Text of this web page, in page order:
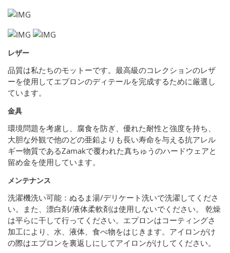
レザー
品質は私たちのモットーです。最高級のコレクションのレザ
ーを使用してエプロンのディテールを完成するために厳選し
ています。
金具
環境問題を考慮し、腐食を防ぎ、優れた耐性と強度を持ち、
大胆な外観で他のどの亜鉛よりも長い寿命を与える抗アレル
ギー物質であるZamakで覆われた真ちゅうのハードウェアと
留め金を使用しています。
メンテナンス
洗濯機洗い可能：ぬるま湯/デリケート洗いで洗濯してくださ
い。また、漂白剤/液体柔軟剤は使用しないでください。 乾燥
は平らに干して行ってください。エプロンはコーティングさ
加工により、水、液体、食べ物をはじきます。アイロンがけ
の際はエプロンを裏返しにしてアイロンがけしてください。